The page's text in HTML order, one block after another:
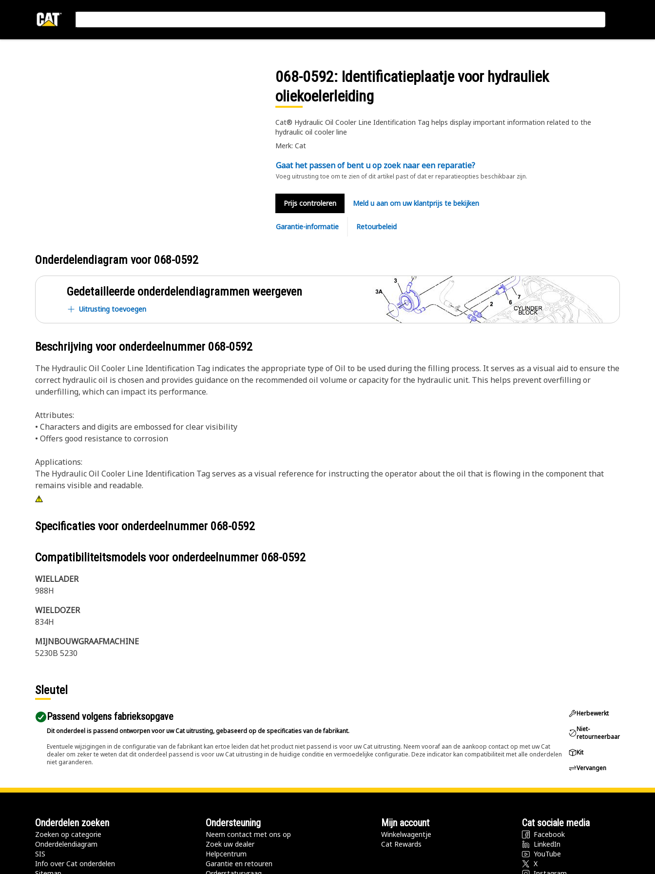
068-0592: Identificatieplaatje voor hydrauliek
oliekoelerleiding
Cat® Hydraulic Oil Cooler Line Identification Tag helps display important information related to the
hydraulic oil cooler line
Merk: Cat
Gaat het passen of bent u op zoek naar een reparatie?
Voeg uitrusting toe om te zien of dit artikel past of dat er reparatieopties beschikbaar zijn.
Prijs controleren Meld u aan om uw klantprijs te bekijken
Garantie-informatie Retourbeleid
Onderdelendiagram voor 068-0592
Gedetailleerde onderdelendiagrammen weergeven
Uitrusting toevoegen
Beschrijving voor onderdeelnummer 068-0592
The Hydraulic Oil Cooler Line Identification Tag indicates the appropriate type of Oil to be used during the filling process. It serves as a visual aid to ensure the
correct hydraulic oil is chosen and provides guidance on the recommended oil volume or capacity for the hydraulic unit. This helps prevent overfilling or
underfilling, which can impact its performance.
Attributes:
• Characters and digits are embossed for clear visibility
• Offers good resistance to corrosion
Applications:
The Hydraulic Oil Cooler Line Identification Tag serves as a visual reference for instructing the operator about the oil that is flowing in the component that
remains visible and readable.
Specificaties voor onderdeelnummer 068-0592
Compatibiliteitsmodels voor onderdeelnummer 068-0592
WIELLADER
988H
WIELDOZER
834H
MIJNBOUWGRAAFMACHINE
5230B 5230
Sleutel
Passend volgens fabrieksopgave
Dit onderdeel is passend ontworpen voor uw Cat uitrusting, gebaseerd op de specificaties van de fabrikant.
Eventuele wijzigingen in de configuratie van de fabrikant kan ertoe leiden dat het product niet passend is voor uw Cat uitrusting. Neem vooraf aan de aankoop contact op met uw Cat
dealer om zeker te weten dat dit onderdeel passend is voor uw Cat uitrusting in de huidige conditie en vermoedelijke configuratie. Deze indicator kan compatibiliteit met alle onderdelen
niet garanderen.
Herbewerkt
Niet-
retourneerbaar
Kit
Vervangen
Onderdelen zoeken
Zoeken op categorie
Onderdelendiagram
SIS
Info over Cat onderdelen
Ondersteuning
Neem contact met ons op
Zoek uw dealer
Helpcentrum
Garantie en retouren
Mijn account
Winkelwagentje
Cat Rewards
Cat sociale media
Facebook
LinkedIn
YouTube
X